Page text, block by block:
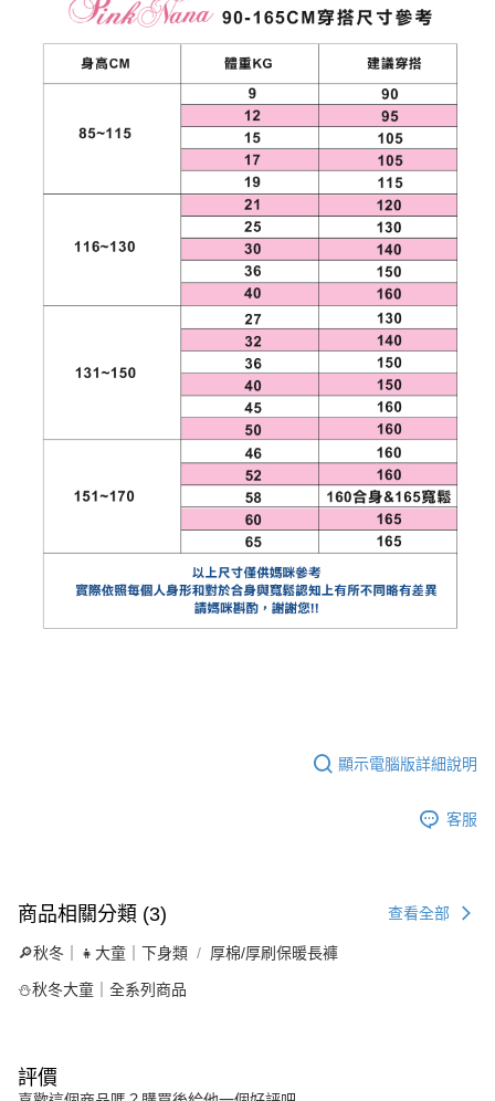
顯示電腦版詳細說明
客服
商品相關分類 (3) 查看全部
🔎秋冬｜👧大童｜下身類 厚棉/厚刷保暖長褲
⛄秋冬大童｜全系列商品
評價